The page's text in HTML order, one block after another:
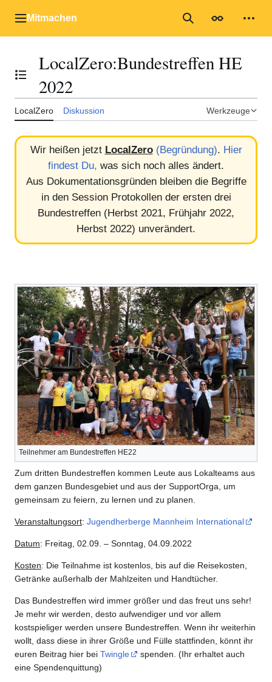
Inhalt
Hauptmenü
Mitmachen Suche
Inhaltsverzeichnis umschalten
LocalZero:Bundestreffen HE
2022
LocalZero Diskussion Werkzeuge
Wir heißen jetzt LocalZero (Begründung). Hier
findest Du, was sich noch alles ändert.
Aus Dokumentationsgründen bleiben die Begriffe
in den Session Protokollen der ersten drei
Bundestreffen (Herbst 2021, Frühjahr 2022,
Herbst 2022) unverändert.
Teilnehmer am Bundestreffen HE22
Zum dritten Bundestreffen kommen Leute aus Lokalteams aus
dem ganzen Bundesgebiet und aus der SupportOrga, um
gemeinsam zu feiern, zu lernen und zu planen.
Veranstaltungsort: Jugendherberge Mannheim International
Datum: Freitag, 02.09. – Sonntag, 04.09.2022
Kosten: Die Teilnahme ist kostenlos, bis auf die Reisekosten,
Getränke außerhalb der Mahlzeiten und Handtücher.
Das Bundestreffen wird immer größer und das freut uns sehr!
Je mehr wir werden, desto aufwendiger und vor allem
kostspieliger werden unsere Bundestreffen. Wenn ihr weiterhin
wollt, dass diese in ihrer Größe und Fülle stattfinden, könnt ihr
euren Beitrag hier bei Twingle
spenden. (Ihr erhaltet auch
eine Spendenquittung)